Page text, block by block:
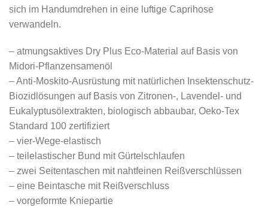
sich im Handumdrehen in eine luftige Caprihose
verwandeln.
– atmungsaktives Dry Plus Eco-Material auf Basis von
Midori-Pflanzensamenöl
– Anti-Moskito-Ausrüstung mit natürlichen Insektenschutz-
Biozidlösungen auf Basis von Zitronen-, Lavendel- und
Eukalyptusölextrakten, biologisch abbaubar, Oeko-Tex
Standard 100 zertifiziert
– vier-Wege-elastisch
– teilelastischer Bund mit Gürtelschlaufen
– zwei Seitentaschen mit nahtfeinen Reißverschlüssen
– eine Beintasche mit Reißverschluss
– vorgeformte Kniepartie